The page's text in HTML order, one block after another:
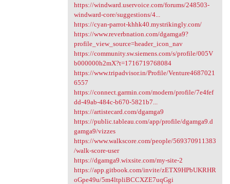
https://windward.uservoice.com/forums/248503-
windward-core/suggestions/4...
https://cyan-parrot-khhk40.mystrikingly.com/
https://www.reverbnation.com/dgamga9?
profile_view_source=header_icon_nav
https://community.sw.siemens.com/s/profile/005V
b000000h2mX?t=1716719768084
https://www.tripadvisor.in/Profile/Venture4687021
6557
https://connect.garmin.com/modern/profile/7e4fef
dd-49ab-484c-b670-5821b7...
https://artistecard.com/dgamga9
https://public.tableau.com/app/profile/dgamga9.d
gamga9/vizzes
https://www.walkscore.com/people/569370911383
/walk-score-user
https://dgamga9.wixsite.com/my-site-2
https://app.gitbook.com/invite/zETX9HPbUKRHR
oGpe49u/5m4ltpliBCCXZE7uqGgi